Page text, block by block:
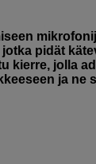
pidät
kierre, jolla
ja